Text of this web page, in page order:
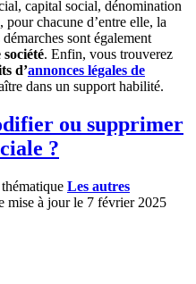
capital social, dénomination
chacune d’entre elle, la
sont également
. Enfin, vous trouverez
d’annonces légales de
dans un support habilité.
ou supprimer
?
Les autres
mise à jour le 7 février 2025